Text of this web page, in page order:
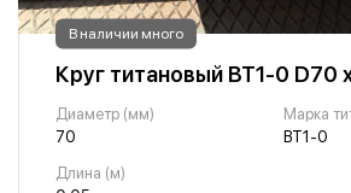
В наличии много
Круг титановый ВТ1-0 D70
Диаметр (мм)
70
Марка
ВТ1-0
Длина (м)